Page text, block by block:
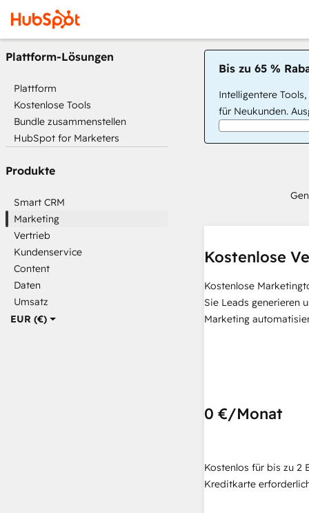
EUR (€)
Plattform-Lösungen
Plattform
Kostenlose Tools
Bundle zusammenstellen
HubSpot for Marketers
Produkte
Smart CRM
Marketing
Vertrieb
Kundenservice
Content
Daten
Umsatz
Bis zu 65 %
Intelligentere
für Neukunden.
Kostenlose
Kostenlose
Sie Leads generieren
Marketing
0 €/Monat
Kostenlos für bis zu 2
Kreditkarte